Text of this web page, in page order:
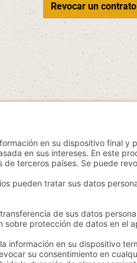
Revocar un contrato